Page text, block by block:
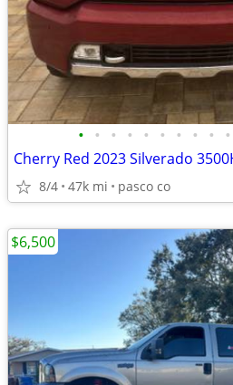
• • • • • • • • • •
8/4 47k mi pasco co
$6,500